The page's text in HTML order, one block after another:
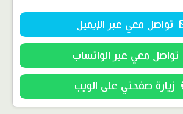
تواصل معي عبر الإيميل
تواصل معي عبر الواتساب
زيارة صفحتي على الويب